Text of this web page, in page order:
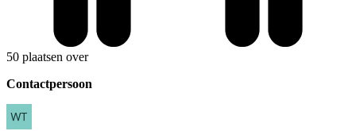
50 plaatsen over
Contactpersoon